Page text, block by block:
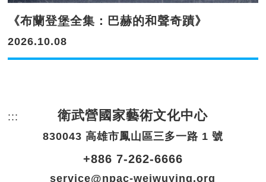
《布蘭登堡全集：巴赫的和聲奇蹟》
2026.10.08
::: 頁尾網站資訊。
衛武營國家藝術文化中心
830043 高雄市鳳山區三多一路 1 號
+886 7-262-6666
service@npac-weiwuying.org